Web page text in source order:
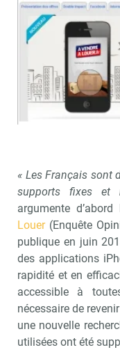
« Les Français sont
supports fixes et
argumente
Louer(Enquête
publique en juin
des applications
rapidité et en
accessible à
nécessaire de
une nouvelle
utilisées ont été